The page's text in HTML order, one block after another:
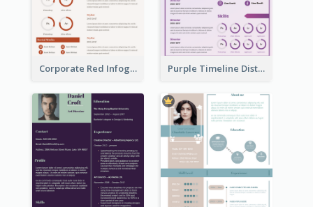
Corporate Red Infographic Resume Purple Timeline Distinguished Resume